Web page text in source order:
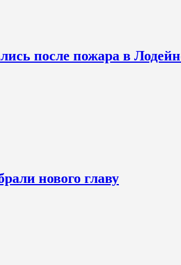
после пожара в
нового главу